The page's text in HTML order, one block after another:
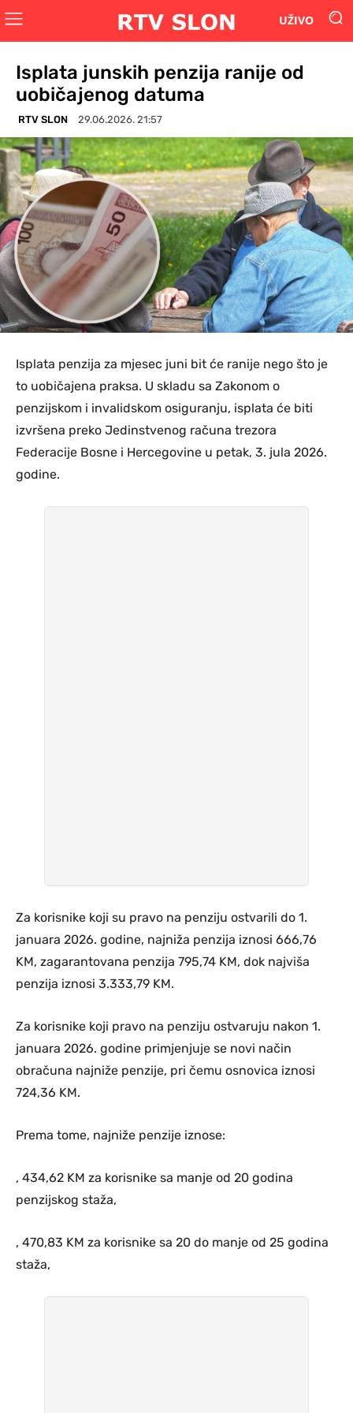
UŽIVO
Isplata junskih penzija ranije od
uobičajenog datuma
RTV SLON 29.06.2026. 21:57
Isplata penzija za mjesec juni bit će ranije nego što je
to uobičajena praksa. U skladu sa Zakonom o
penzijskom i invalidskom osiguranju, isplata će biti
izvršena preko Jedinstvenog računa trezora
Federacije Bosne i Hercegovine u petak, 3. jula 2026.
godine.
Za korisnike koji su pravo na penziju ostvarili do 1.
januara 2026. godine, najniža penzija iznosi 666,76
KM, zagarantovana penzija 795,74 KM, dok najviša
penzija iznosi 3.333,79 KM.
Za korisnike koji pravo na penziju ostvaruju nakon 1.
januara 2026. godine primjenjuje se novi način
obračuna najniže penzije, pri čemu osnovica iznosi
724,36 KM.
Prema tome, najniže penzije iznose:
, 434,62 KM za korisnike sa manje od 20 godina
penzijskog staža,
, 470,83 KM za korisnike sa 20 do manje od 25 godina
staža,